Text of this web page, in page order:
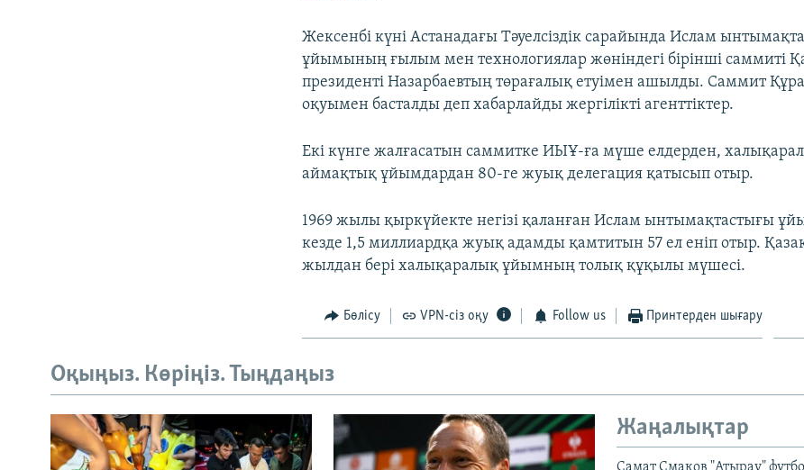
Жексенбі күні Астанадағы Тәуелсіздік сарайында Ислам
ұйымының ғылым мен технологиялар жөніндегі бірінші саммиті
президенті Назарбаевтың төрағалық етуімен ашылды. Саммит
оқуымен басталды деп хабарлайды жергілікті агенттіктер.
Екі күнге жалғасатын саммитке ИЫҰ-ға мүше елдерден,
аймақтық ұйымдардан 80-ге жуық делегация қатысып отыр.
1969 жылы қыркүйекте негізі қаланған Ислам ынтымақтастығы
кезде 1,5 миллиардқа жуық адамды қамтитын 57 ел еніп отыр.
жылдан бері халықаралық ұйымның толық құқылы мүшесі.
Бөлісу VPN-сіз оқу Follow us Принтерден шығару
Оқыңыз. Көріңіз. Тыңдаңыз
Жаңалықтар